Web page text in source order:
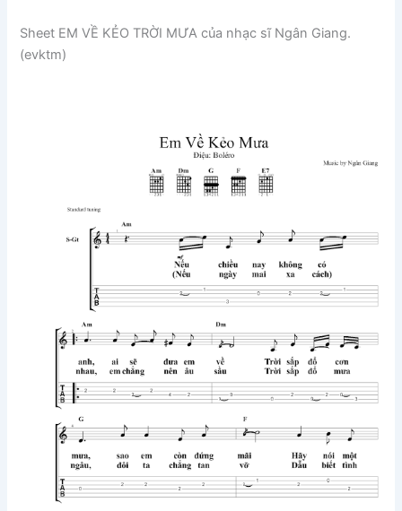
Sheet EM VỀ KẺO TRỜI MƯA của nhạc sĩ Ngân Giang.
(evktm)